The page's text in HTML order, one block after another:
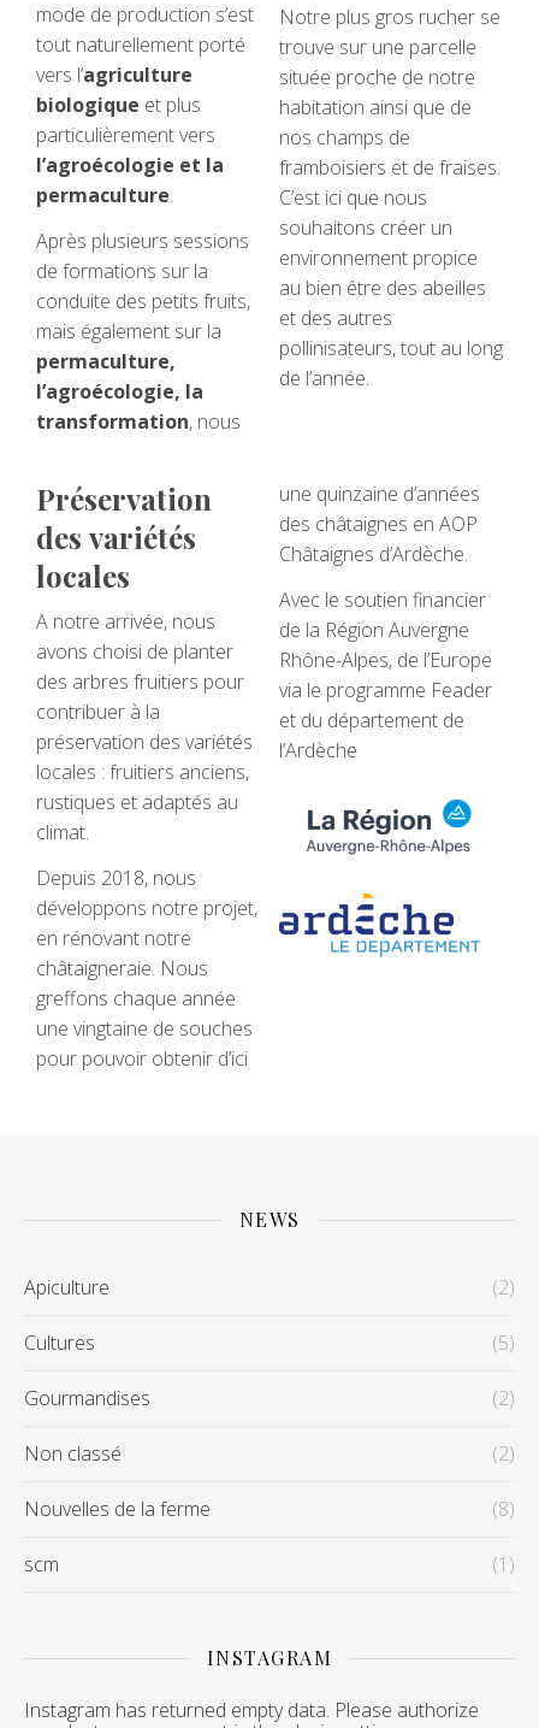
mode de production s’est
tout naturellement porté
vers l’agriculture
biologique et plus
particulièrement vers
l’agroécologie et la
permaculture.
Après plusieurs sessions
de formations sur la
conduite des petits fruits,
mais également sur la
permaculture,
l’agroécologie, la
transformation, nous
Notre plus gros rucher se
trouve sur une parcelle
située proche de notre
habitation ainsi que de
nos champs de
framboisiers et de fraises.
C’est ici que nous
souhaitons créer un
environnement propice
au bien être des abeilles
et des autres
pollinisateurs, tout au long
de l’année.
Préservation
des variétés
locales
A notre arrivée, nous
avons choisi de planter
des arbres fruitiers pour
contribuer à la
préservation des variétés
locales : fruitiers anciens,
rustiques et adaptés au
climat.
Depuis 2018, nous
développons notre projet,
en rénovant notre
châtaigneraie. Nous
greffons chaque année
une vingtaine de souches
pour pouvoir obtenir d’ici
une quinzaine d’années
des châtaignes en AOP
Châtaignes d’Ardèche.
Avec le soutien financier
de la Région Auvergne
Rhône-Alpes, de l’Europe
via le programme Feader
et du département de
l’Ardèche
NEWS
Apiculture (2)
Cultures (5)
Gourmandises (2)
Non classé (2)
Nouvelles de la ferme (8)
scm (1)
INSTAGRAM
Instagram has returned empty data. Please authorize